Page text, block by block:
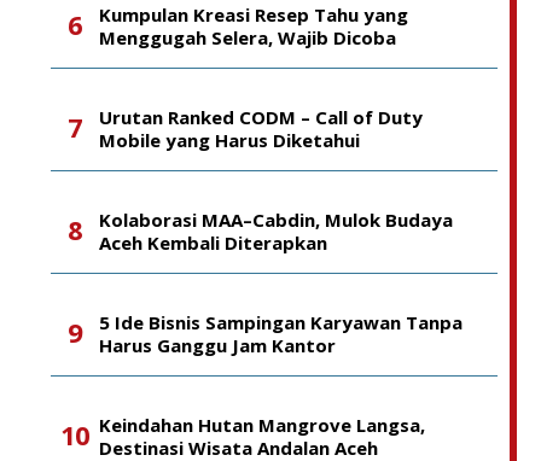
Kumpulan Kreasi Resep Tahu yang
Menggugah Selera, Wajib Dicoba
Urutan Ranked CODM – Call of Duty
Mobile yang Harus Diketahui
Kolaborasi MAA–Cabdin, Mulok Budaya
Aceh Kembali Diterapkan
5 Ide Bisnis Sampingan Karyawan Tanpa
Harus Ganggu Jam Kantor
Keindahan Hutan Mangrove Langsa,
Destinasi Wisata Andalan Aceh